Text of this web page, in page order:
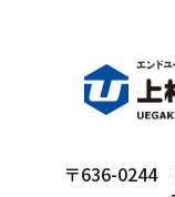
〒636-0244